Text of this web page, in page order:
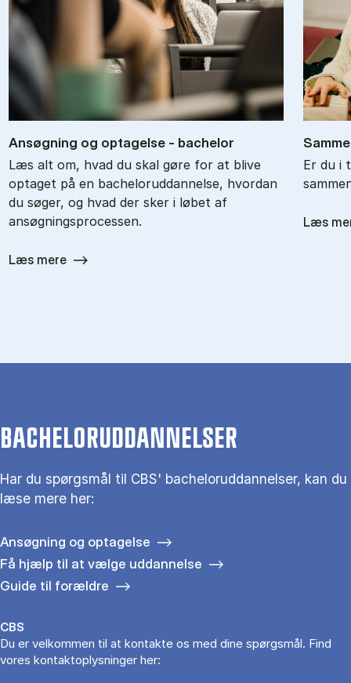
An­søg­ning og op­ta­gel­se - ba­chel­or
Læs alt om, hvad du skal gøre for at blive
optaget på en bacheloruddannelse, hvordan
du søger, og hvad der sker i løbet af
ansøgningsprocessen.
Læs mere
Er du i
Læs
BACHELORUDDANNELSER
Har du spørgsmål til CBS' bacheloruddannelser, kan du
læse mere her:
Ansøgning og optagelse
Få hjælp til at vælge uddannelse
Guide til forældre
CBS
Du er velkommen til at kontakte os med dine spørgsmål. Find
vores kontaktoplysninger her: